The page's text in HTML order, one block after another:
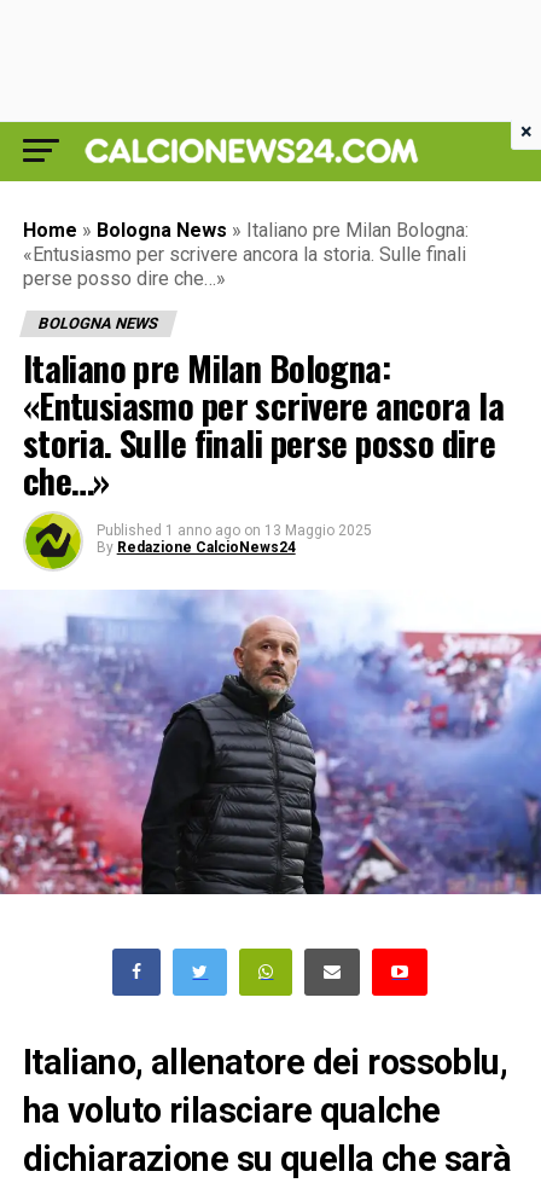
Home » Bologna News » Italiano pre Milan Bologna:
«Entusiasmo per scrivere ancora la storia. Sulle finali
perse posso dire che…»
BOLOGNA NEWS
Italiano pre Milan Bologna:
«Entusiasmo per scrivere ancora la
storia. Sulle finali perse posso dire
che…»
Published 1 anno ago on 13 Maggio 2025
By Redazione CalcioNews24
Italiano, allenatore dei rossoblu,
ha voluto rilasciare qualche
dichiarazione su quella che sarà
×